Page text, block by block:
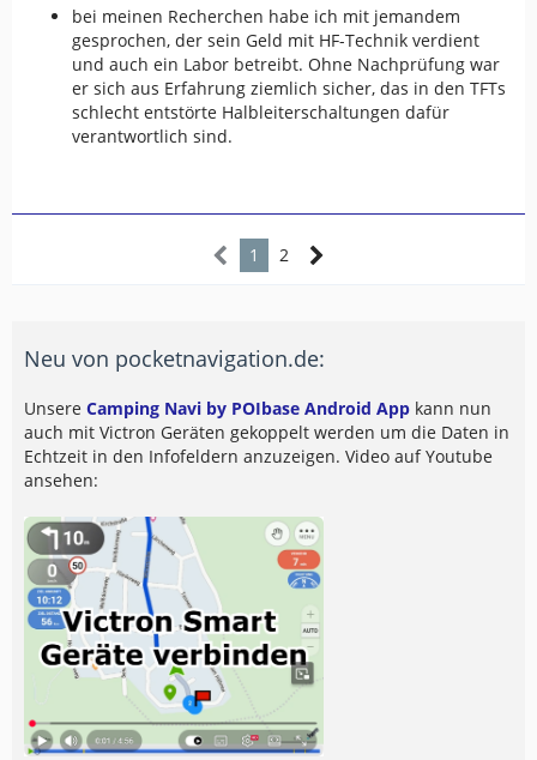
bei meinen Recherchen habe ich mit jemandem
gesprochen, der sein Geld mit HF-Technik verdient
und auch ein Labor betreibt. Ohne Nachprüfung war
er sich aus Erfahrung ziemlich sicher, das in den TFTs
schlecht entstörte Halbleiterschaltungen dafür
verantwortlich sind.
1 2
Neu von pocketnavigation.de:
Unsere Camping Navi by POIbase Android App kann nun
auch mit Victron Geräten gekoppelt werden um die Daten in
Echtzeit in den Infofeldern anzuzeigen. Video auf Youtube
ansehen: